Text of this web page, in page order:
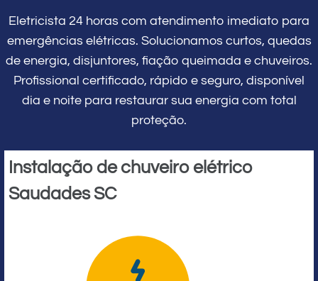
Eletricista 24 horas com atendimento imediato para
emergências elétricas. Solucionamos curtos, quedas
de energia, disjuntores, fiação queimada e chuveiros.
Profissional certificado, rápido e seguro, disponível
dia e noite para restaurar sua energia com total
proteção.
Instalação de chuveiro elétrico
Saudades SC